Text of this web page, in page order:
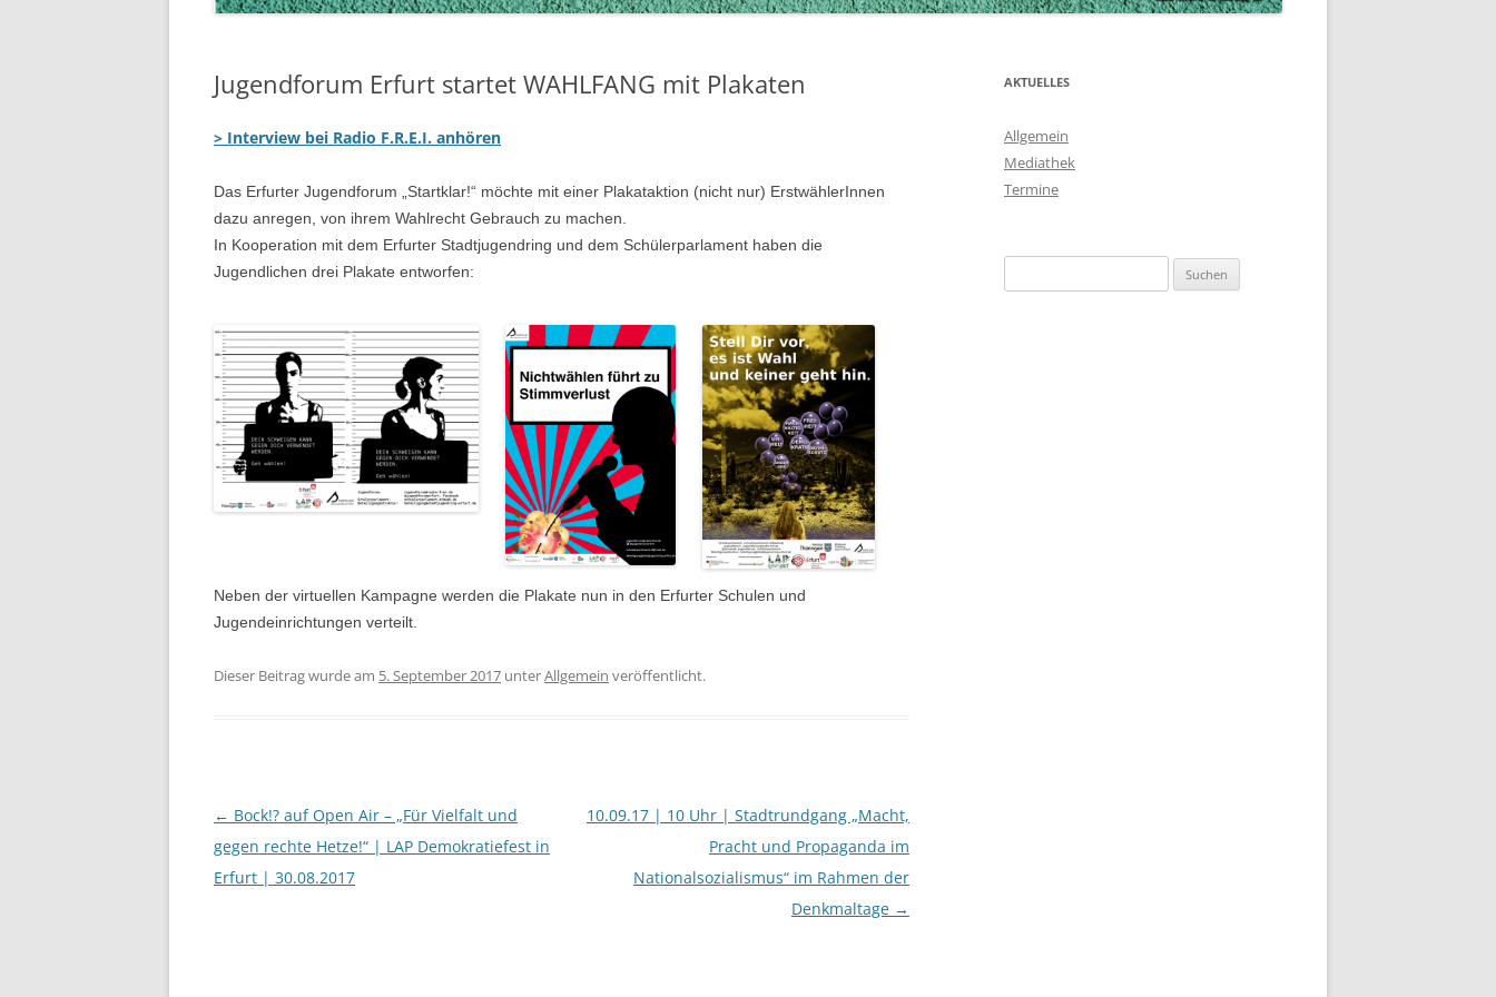
Jugendforum Erfurt startet WAHLFANG mit Plakaten
> Interview bei Radio F.R.E.I. anhören
Das Erfurter Jugendforum „Startklar!“ möchte mit einer Plakataktion (nicht nur) ErstwählerInnen
dazu anregen, von ihrem Wahlrecht Gebrauch zu machen.
In Kooperation mit dem Erfurter Stadtjugendring und dem Schülerparlament haben die
Jugendlichen drei Plakate entworfen:
Neben der virtuellen Kampagne werden die Plakate nun in den Erfurter Schulen und
Jugendeinrichtungen verteilt.
Dieser Beitrag wurde am 5. September 2017 unterAllgemein veröffentlicht.
Beitragsnavigation
← Bock!? auf Open Air – „Für Vielfalt und
gegen rechte Hetze!“ | LAP Demokratiefest in
Erfurt | 30.08.2017
10.09.17 | 10 Uhr | Stadtrundgang „Macht,
Pracht und Propaganda im
Nationalsozialismus“ im Rahmen der
Denkmaltage →
AKTUELLES
Allgemein
Mediathek
Termine
nach: